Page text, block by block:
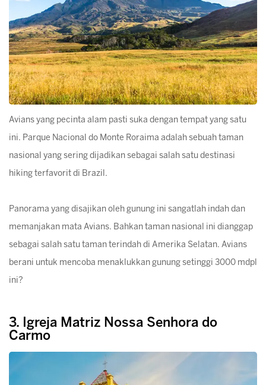
Avians yang pecinta alam pasti suka dengan tempat yang satu
ini. Parque Nacional do Monte Roraima adalah sebuah taman
nasional yang sering dijadikan sebagai salah satu destinasi
hiking terfavorit di Brazil.
Panorama yang disajikan oleh gunung ini sangatlah indah dan
memanjakan mata Avians. Bahkan taman nasional ini dianggap
sebagai salah satu taman terindah di Amerika Selatan. Avians
berani untuk mencoba menaklukkan gunung setinggi 3000 mdpl
ini?
3. Igreja Matriz Nossa Senhora do
Carmo